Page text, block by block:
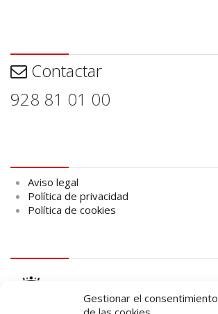
Gestionar el consentimiento
Contactar
928 81 01 00
Aviso legal
Política de privacidad
Política de cookies